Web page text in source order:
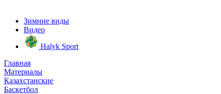
Зимние виды
Видео
Halyk Sport
Главная
Материалы
Казахстанские
Баскетбол